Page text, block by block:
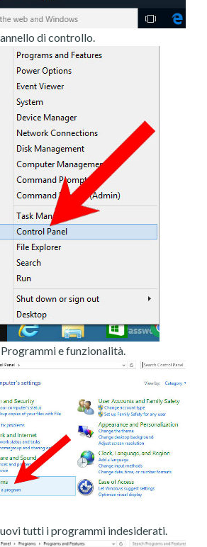
di controllo.
Programmi e funzionalità.
tutti i programmi indesiderati.